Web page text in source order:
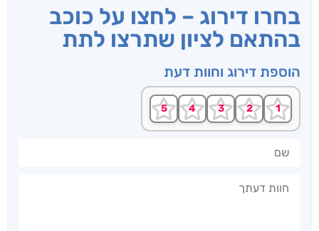
בחרו דירוג – לחצו על כוכב
בהתאם לציון שתרצו לתת
הוספת דירוג וחוות דעת